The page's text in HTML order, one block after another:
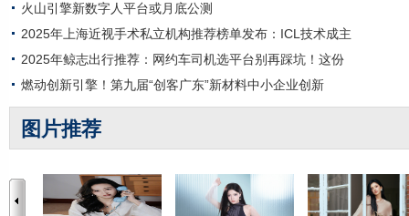
火山引擎新数字人平台或月底公测
2025年上海近视手术私立机构推荐榜单发布：ICL技术成主
2025年鲸志出行推荐：网约车司机选平台别再踩坑！这份
燃动创新引擎！第九届“创客广东”新材料中小企业创新
图片推荐